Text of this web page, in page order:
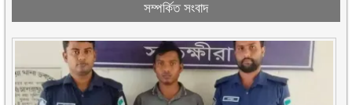
সম্পর্কিত সংবাদ